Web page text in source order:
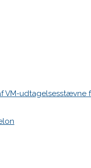
VM-udtagelsesstævne